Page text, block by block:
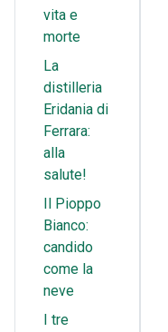
vita e
morte
La
distilleria
Eridania di
Ferrara:
alla
salute!
Il Pioppo
Bianco:
candido
come la
neve
I tre